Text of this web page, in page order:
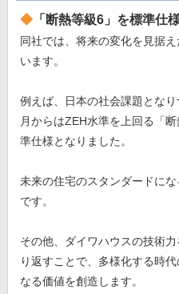
「断熱等級6」を標準仕
同社では、将来の変化を見据
います。
例えば、日本の社会課題とな
月からはZEH水準を上回る「
準仕様となりました。
未来の住宅のスタンダードに
です。
その他、ダイワハウスの技術
り返すことで、多様化する時
なる価値を創造します。